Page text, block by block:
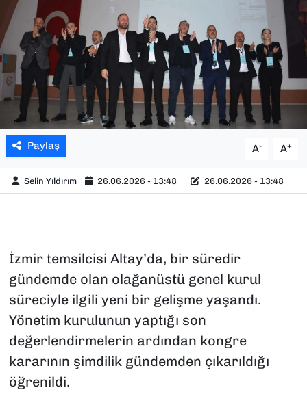
Paylaş A- A+
Selin Yıldırım 26.06.2026 - 13:48 26.06.2026 - 13:48
İzmir temsilcisi Altay’da, bir süredir
gündemde olan olağanüstü genel kurul
süreciyle ilgili yeni bir gelişme yaşandı.
Yönetim kurulunun yaptığı son
değerlendirmelerin ardından kongre
kararının şimdilik gündemden çıkarıldığı
öğrenildi.
TEKNOLOJİ
YAŞAM
YEREL YÖNETİMLER